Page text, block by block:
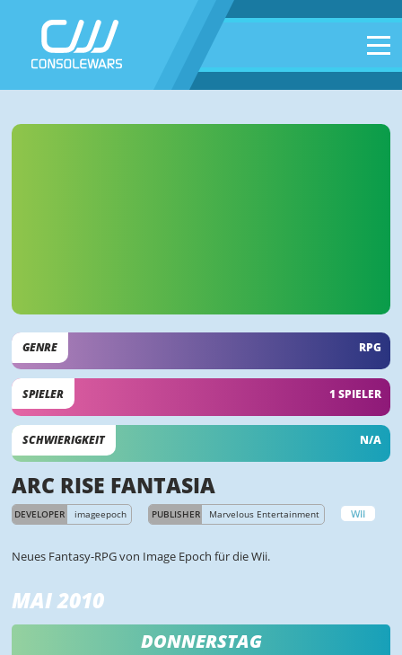
GENRE RPG
SPIELER 1 SPIELER
SCHWIERIGKEIT N/A
ARC RISE FANTASIA
DEVELOPER imageepoch PUBLISHER Marvelous Entertainment WII
Neues Fantasy-RPG von Image Epoch für die Wii.
MAI 2010
DONNERSTAG